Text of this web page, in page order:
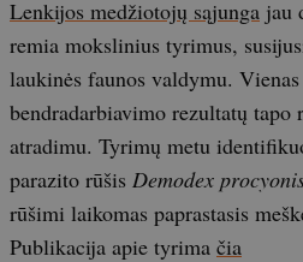
Lenkijos medžiotojų sąjunga jau
remia mokslinius tyrimus,
laukinės faunos valdymu.
bendradarbiavimo rezultatų
atradimu. Tyrimų metu
parazito rūšis Demodex
rūšimi laikomas paprastasis
Publikacija apie tyrima čia